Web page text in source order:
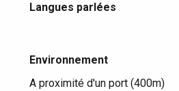
Langues parlées
Langues parlées
Environnement
Environnement
A proximité d'un port (400m)